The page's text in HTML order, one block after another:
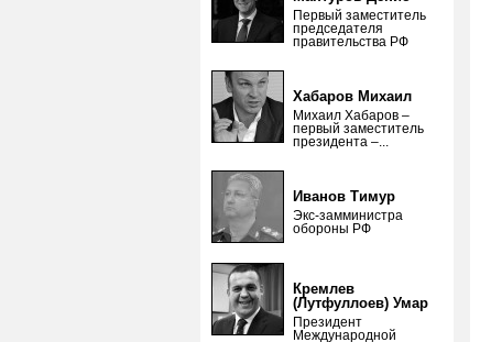
Первый заместитель
председателя
правительства РФ
Хабаров Михаил
Михаил Хабаров –
первый заместитель
президента –...
Иванов Тимур
Экс-замминистра
обороны РФ
Кремлев
(Лутфуллоев) Умар
Президент
Международной